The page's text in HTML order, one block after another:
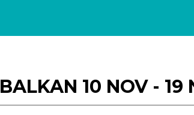
BALKAN 10 NOV - 19